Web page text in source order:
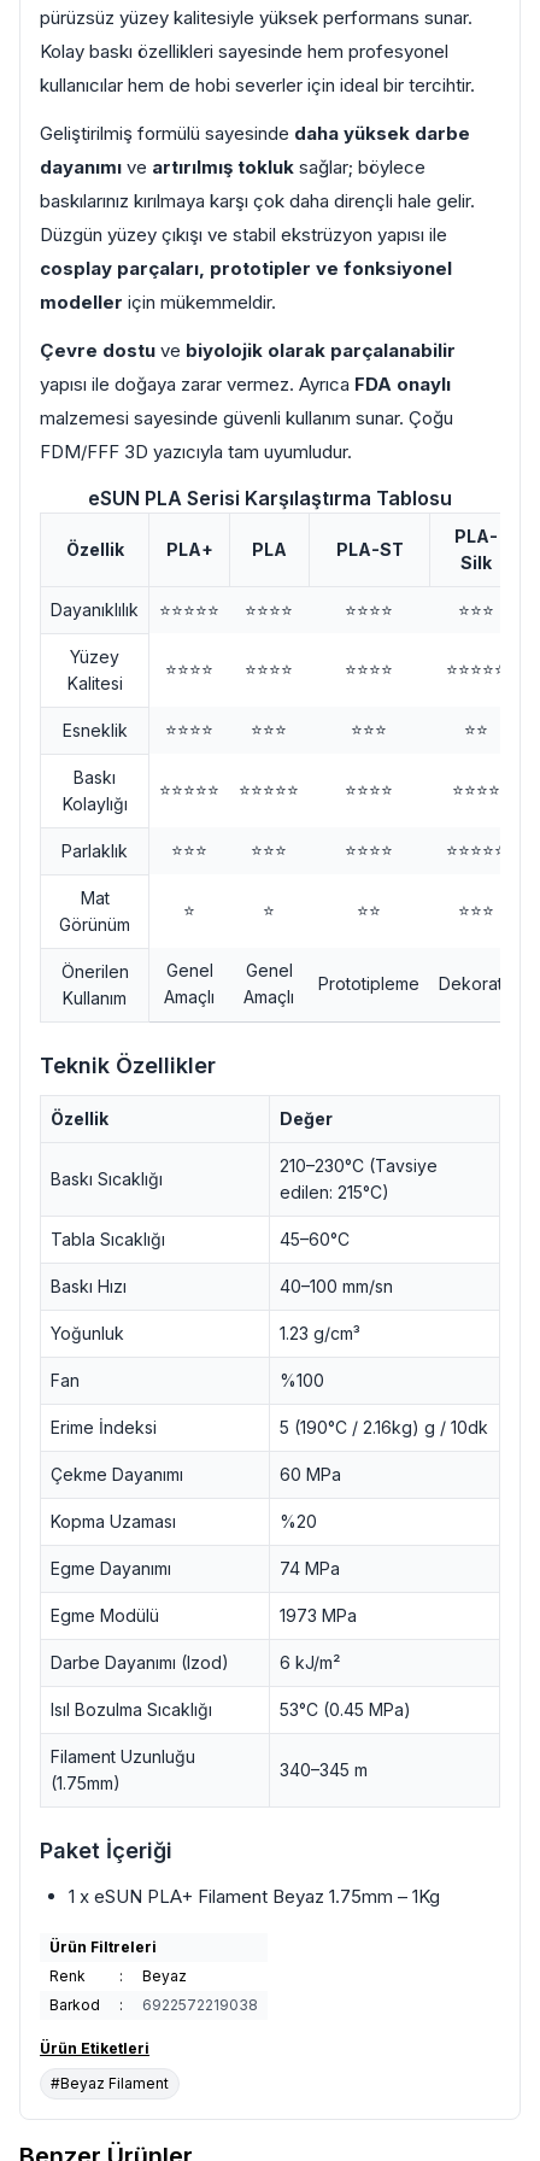
pürüzsüz yüzey kalitesiyle yüksek performans sunar.
Kolay baskı özellikleri sayesinde hem profesyonel
kullanıcılar hem de hobi severler için ideal bir tercihtir.
Geliştirilmiş formülü sayesinde daha yüksek darbe
dayanımı ve artırılmış tokluk sağlar; böylece
baskılarınız kırılmaya karşı çok daha dirençli hale gelir.
Düzgün yüzey çıkışı ve stabil ekstrüzyon yapısı ile
cosplay parçaları, prototipler ve fonksiyonel
modeller için mükemmeldir.
Çevre dostu ve biyolojik olarak parçalanabilir
yapısı ile doğaya zarar vermez. Ayrıca FDA onaylı
malzemesi sayesinde güvenli kullanım sunar. Çoğu
FDM/FFF 3D yazıcıyla tam uyumludur.
eSUN PLA Serisi Karşılaştırma Tablosu
Özellik PLA+ PLA PLA-ST
PLA-
Silk
Dayanıklılık ⭐⭐⭐⭐⭐ ⭐⭐⭐⭐ ⭐⭐⭐⭐ ⭐⭐⭐
Yüzey
Kalitesi
⭐⭐⭐⭐ ⭐⭐⭐⭐ ⭐⭐⭐⭐ ⭐⭐⭐⭐⭐
Esneklik ⭐⭐⭐⭐ ⭐⭐⭐ ⭐⭐⭐ ⭐⭐
Baskı
Kolaylığı
⭐⭐⭐⭐⭐ ⭐⭐⭐⭐⭐ ⭐⭐⭐⭐ ⭐⭐⭐⭐
Parlaklık ⭐⭐⭐ ⭐⭐⭐ ⭐⭐⭐⭐ ⭐⭐⭐⭐⭐
Mat
Görünüm
⭐ ⭐ ⭐⭐ ⭐⭐⭐
Önerilen
Kullanım
Genel
Amaçlı
Genel
Amaçlı
Prototipleme Dekoratif
Teknik Özellikler
Özellik Değer
Baskı Sıcaklığı
210–230°C (Tavsiye
edilen: 215°C)
Tabla Sıcaklığı 45–60°C
Baskı Hızı 40–100 mm/sn
Yoğunluk 1.23 g/cm³
Fan %100
Erime İndeksi 5 (190°C / 2.16kg) g / 10dk
Çekme Dayanımı 60 MPa
Kopma Uzaması %20
Egme Dayanımı 74 MPa
Egme Modülü 1973 MPa
Darbe Dayanımı (Izod) 6 kJ/m²
Isıl Bozulma Sıcaklığı 53°C (0.45 MPa)
Filament Uzunluğu
(1.75mm)
340–345 m
Paket İçeriği
1 x eSUN PLA+ Filament Beyaz 1.75mm – 1Kg
Ürün Filtreleri
Renk
:
Beyaz
Barkod
: 6922572219038
Ürün Etiketleri
#Beyaz Filament